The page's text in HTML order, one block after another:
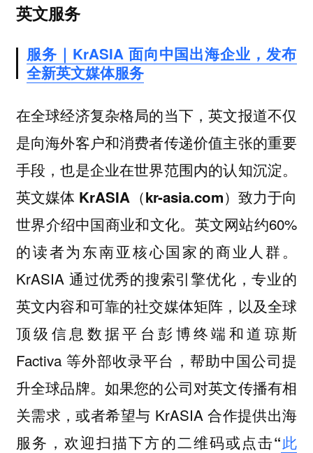
英文服务
服务｜KrASIA 面向中国出海企业，发布
全新英文媒体服务
在全球经济复杂格局的当下，英文报道不仅
是向海外客户和消费者传递价值主张的重要
手段，也是企业在世界范围内的认知沉淀。
英文媒体 KrASIA（kr-asia.com）致力于向
世界介绍中国商业和文化。 英文网站约60%
的读者为东南亚核心国家的商业人群。
KrASIA 通过优秀的搜索引擎优化，专业的
英文内容和可靠的社交媒体矩阵，以及全球
顶级信息数据平台彭博终端和道琼斯
Factiva 等外部收录平台，帮助中国公司提
升全球品牌。如果您的公司对英文传播有相
关需求，或者希望与 KrASIA 合作提供出海
服务，欢迎扫描下方的二维码或点击“此